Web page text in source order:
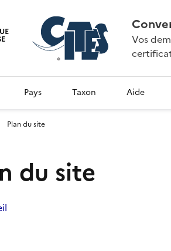
Vos
Pays Taxon Aide
Plan du site
du site